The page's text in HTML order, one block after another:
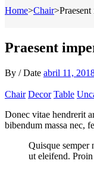
Home>Chair>
Praesent
By / Date abril 11,
Chair Decor Table
Donec vitae hendrerit
bibendum massa nec,
Quisque semper
ut eleifend.